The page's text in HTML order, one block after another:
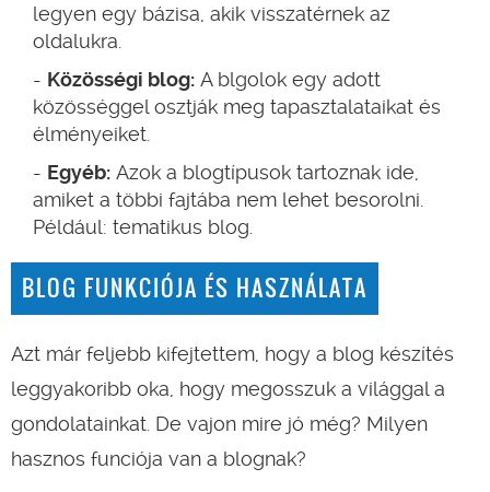
legyen egy bázisa, akik visszatérnek az
oldalukra.
Közösségi blog: A blgolok egy adott
közösséggel osztják meg tapasztalataikat és
élményeiket.
Egyéb: Azok a blogtípusok tartoznak ide,
amiket a többi fajtába nem lehet besorolni.
Például: tematikus blog.
BLOG FUNKCIÓJA ÉS HASZNÁLATA
Azt már feljebb kifejtettem, hogy a blog készítés
leggyakoribb oka, hogy megosszuk a világgal a
gondolatainkat. De vajon mire jó még? Milyen
hasznos funciója van a blognak?